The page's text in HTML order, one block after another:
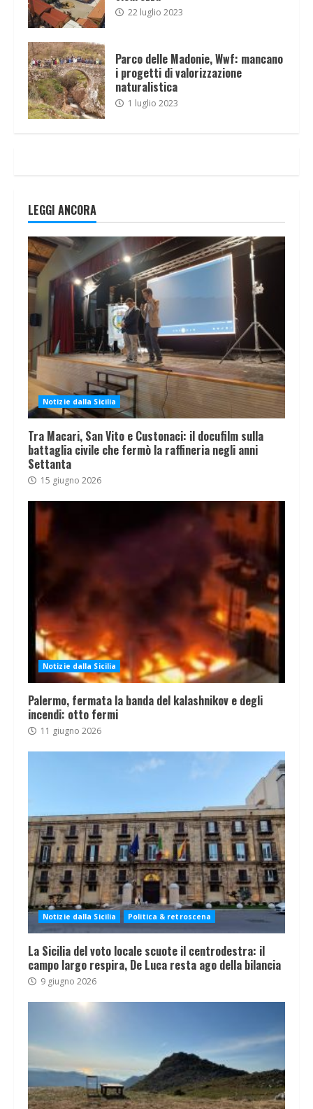
22 luglio 2023
Parco delle Madonie, Wwf: mancano
i progetti di valorizzazione
naturalistica
1 luglio 2023
LEGGI ANCORA
Notizie dalla Sicilia
Tra Macari, San Vito e Custonaci: il docufilm sulla
battaglia civile che fermò la raffineria negli anni
Settanta
15 giugno 2026
Notizie dalla Sicilia
Palermo, fermata la banda del kalashnikov e degli
incendi: otto fermi
11 giugno 2026
Notizie dalla Sicilia Politica & retroscena
La Sicilia del voto locale scuote il centrodestra: il
campo largo respira, De Luca resta ago della bilancia
9 giugno 2026